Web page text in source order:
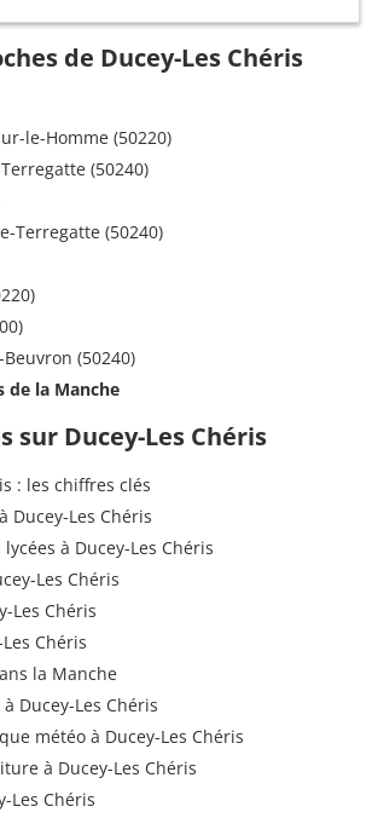
de Ducey-Les Chéris
le-Homme (50220)
(50240)
Terregatte (50240)
(50240)
de la Manche
sur Ducey-Les Chéris
: les chiffres clés
Ducey-Les Chéris
à Ducey-Les Chéris
Les Chéris
Les Chéris
Chéris
la Manche
Ducey-Les Chéris
météo à Ducey-Les Chéris
à Ducey-Les Chéris
Les Chéris